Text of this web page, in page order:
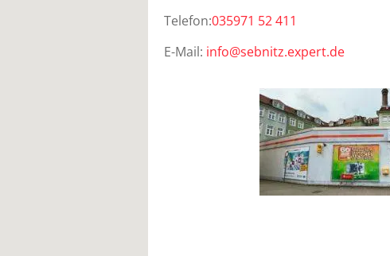
Telefon:035971 52 411
E-Mail: info@sebnitz.expert.de